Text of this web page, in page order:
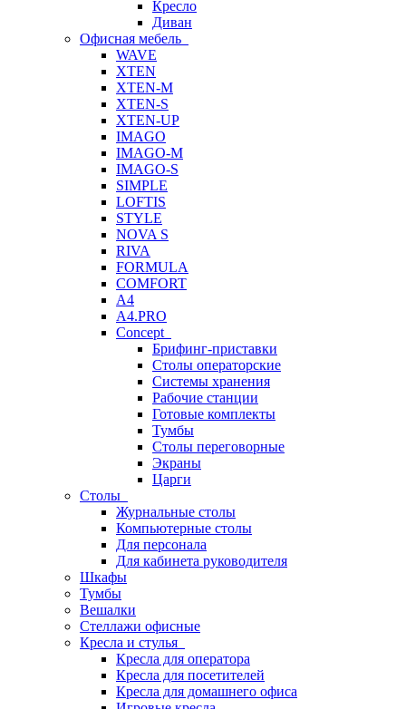
Кресло
Диван
Офисная мебель
WAVE
XTEN
XTEN-M
XTEN-S
XTEN-UP
IMAGO
IMAGO-M
IMAGO-S
SIMPLE
LOFTIS
STYLE
NOVA S
RIVA
FORMULA
COMFORT
A4
A4.PRO
Concept
Брифинг-приставки
Столы операторские
Системы хранения
Рабочие станции
Готовые комплекты
Тумбы
Столы переговорные
Экраны
Царги
Столы
Журнальные столы
Компьютерные столы
Для персонала
Для кабинета руководителя
Шкафы
Тумбы
Вешалки
Стеллажи офисные
Кресла и стулья
Кресла для оператора
Кресла для посетителей
Кресла для домашнего офиса